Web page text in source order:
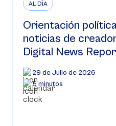
AL DÍA
Orientación
noticias de
Digital News
29 de Julio de 2026
5 minutos